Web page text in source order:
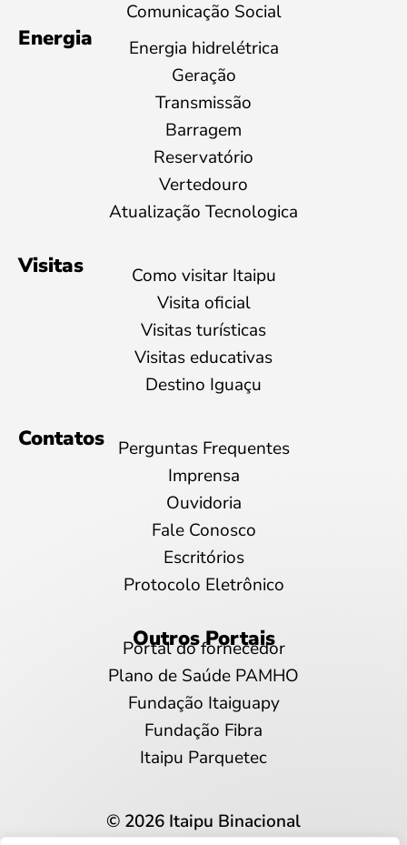
Comunicação Social
Energia
Energia hidrelétrica
Geração
Transmissão
Barragem
Reservatório
Vertedouro
Atualização Tecnologica
Visitas
Como visitar Itaipu
Visita oficial
Visitas turísticas
Visitas educativas
Destino Iguaçu
Contatos
Perguntas Frequentes
Imprensa
Ouvidoria
Fale Conosco
Escritórios
Protocolo Eletrônico
Outros Portais
Portal do fornecedor
Plano de Saúde PAMHO
Fundação Itaiguapy
Fundação Fibra
Itaipu Parquetec
© 2026 Itaipu Binacional